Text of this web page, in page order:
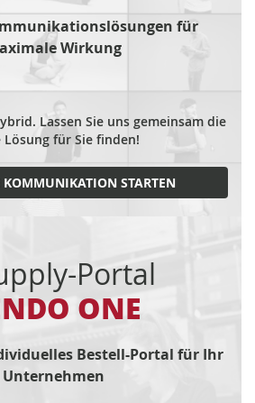
für
Wirkung
Lassen Sie uns gemeinsam die
Lösung für Sie finden!
KOMMUNIKATION STARTEN
Portal
ONE
Bestell-Portal für Ihr
Unternehmen